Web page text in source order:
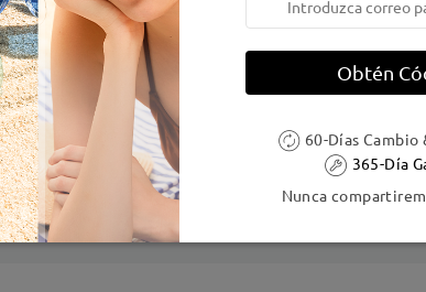
DELIVERY Obtén
60-Días Cambio
365-Día
Nunca